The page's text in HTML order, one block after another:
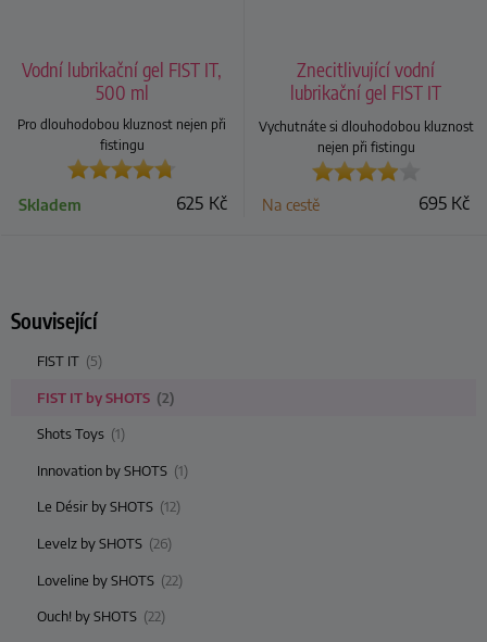
Vodní lubrikační gel FIST IT,
500 ml
Pro dlouhodobou kluznost nejen při
fistingu
625 Kč
Skladem
Znecitlivující vodní
lubrikační gel FIST IT
Numbing, 500 ml
Vychutnáte si dlouhodobou kluznost
nejen při fistingu
695 Kč
Na cestě
Související
FIST IT (5)
FIST IT by SHOTS (2)
Shots Toys (1)
Innovation by SHOTS (1)
Le Désir by SHOTS (12)
Levelz by SHOTS (26)
Loveline by SHOTS (22)
Ouch! by SHOTS (22)